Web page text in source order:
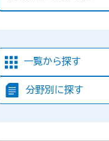
一覧から探す
分野別に探す
トが見つ